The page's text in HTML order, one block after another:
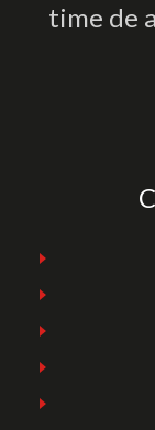
time de